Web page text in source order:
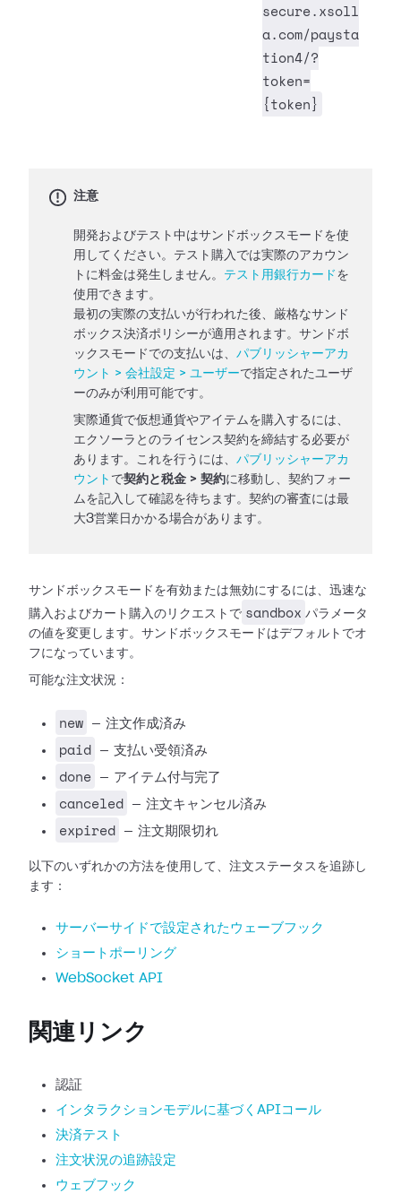
secure.xsoll
a.com/paysta
tion4/?
token=
{token}
注意
開発およびテスト中はサンドボックスモードを使
用してください。テスト購入では実際のアカウン
トに料金は発生しません。 テスト用銀行カード を
使用できます。
最初の実際の支払いが行われた後、厳格なサンド
ボックス決済ポリシーが適用されます。サンドボ
ックスモードでの支払いは、 パブリッシャーアカ
ウント > 会社設定 > ユーザーで指定されたユーザ
ーのみが利用可能です。
実際通貨で仮想通貨やアイテムを購入するには、
エクソーラとのライセンス契約を締結する必要が
あります。これを行うには、 パブリッシャーアカ
ウント で契約と税金 > 契約に移動し、契約フォー
ムを記入して確認を待ちます。契約の審査には最
大3営業日かかる場合があります。
サンドボックスモードを有効または無効にするには、迅速な
購入およびカート購入のリクエストで sandbox パラメータ
の値を変更します。サンドボックスモードはデフォルトでオ
フになっています。
可能な注文状況：
new — 注文作成済み
paid — 支払い受領済み
done — アイテム付与完了
canceled — 注文キャンセル済み
expired — 注文期限切れ
以下のいずれかの方法を使用して、注文ステータスを追跡し
ます：
サーバーサイドで設定されたウェーブフック
ショートポーリング
WebSocket API
関連リンク
認証
インタラクションモデルに基づくAPIコール
決済テスト
注文状況の追跡設定
ウェブフック